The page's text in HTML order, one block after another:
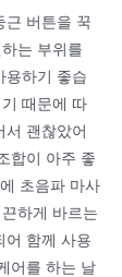
근 버튼을 꾹
는 부위를
용하기 좋습
때문에 따
서 괜찮았어
합이 아주 좋
초음파 마사
하게 바르는
어 함께 사용
어를 하는 날